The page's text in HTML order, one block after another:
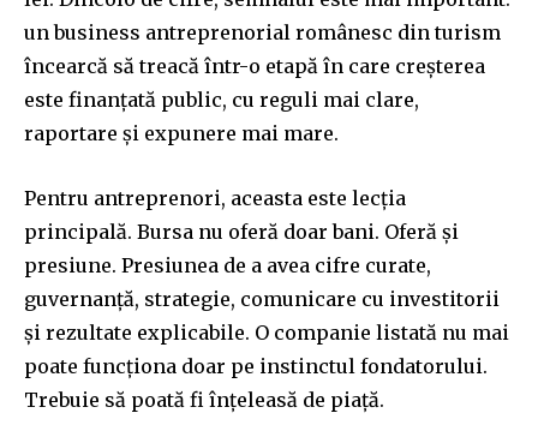
un business antreprenorial românesc din turism
încearcă să treacă într-o etapă în care creșterea
este finanțată public, cu reguli mai clare,
raportare și expunere mai mare.
Pentru antreprenori, aceasta este lecția
principală. Bursa nu oferă doar bani. Oferă și
presiune. Presiunea de a avea cifre curate,
guvernanță, strategie, comunicare cu investitorii
și rezultate explicabile. O companie listată nu mai
poate funcționa doar pe instinctul fondatorului.
Trebuie să poată fi înțeleasă de piață.